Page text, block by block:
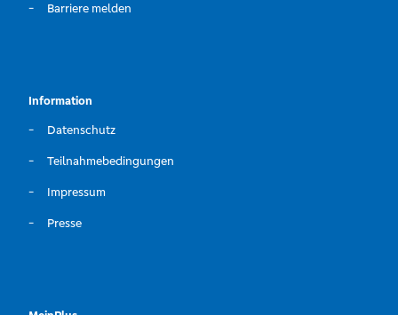
Barriere melden
Information
Datenschutz
Teilnahmebedingungen
Impressum
Presse